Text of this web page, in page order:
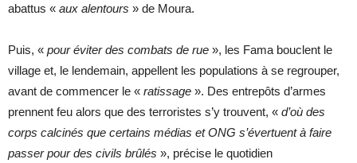
abattus « aux alentours » de Moura.
Puis, « pour éviter des combats de rue », les Fama bouclent le
village et, le lendemain, appellent les populations à se regrouper,
avant de commencer le « ratissage ». Des entrepôts d’armes
prennent feu alors que des terroristes s’y trouvent, « d’où des
corps calcinés que certains médias et ONG s’évertuent à faire
passer pour des civils brûlés », précise le quotidien